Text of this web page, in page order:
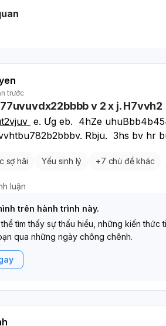
điều trị được nếu được giúp đỡ kịp
trước
v 2 x j. H7vvh2
e. Ưg eb.  4hZe
Rbju.  3hs bv hr
sợ hãi Yếu sinh lý +7 chủ đề khác
luận
trên hành trình này.
tìm thấy sự thấu hiểu, những kiến thức
qua những ngày chông chênh.